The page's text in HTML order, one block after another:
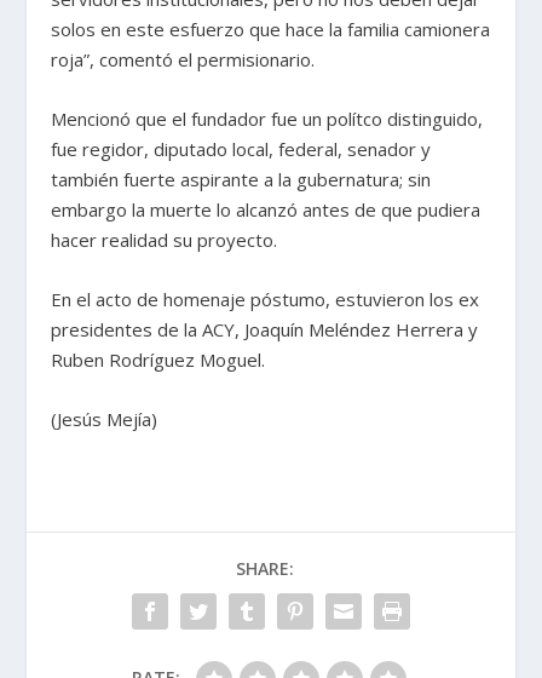
solos en este esfuerzo que hace la familia camionera
roja”, comentó el permisionario.
Mencionó que el fundador fue un polítco distinguido,
fue regidor, diputado local, federal, senador y
también fuerte aspirante a la gubernatura; sin
embargo la muerte lo alcanzó antes de que pudiera
hacer realidad su proyecto.
En el acto de homenaje póstumo, estuvieron los ex
presidentes de la ACY, Joaquín Meléndez Herrera y
Ruben Rodríguez Moguel.
(Jesús Mejía)
SHARE: